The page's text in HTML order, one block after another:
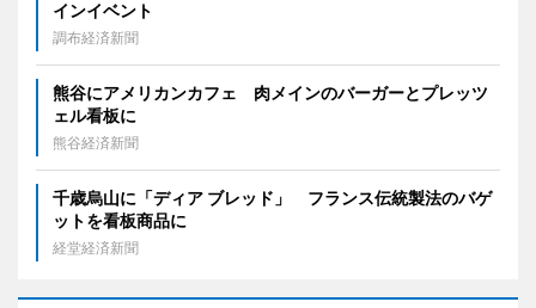
インイベント
調布経済新聞
熊谷にアメリカンカフェ 肉メインのバーガーとプレッツ
ェル看板に
熊谷経済新聞
千歳烏山に「ディア ブレッド」 フランス伝統製法のバゲ
ットを看板商品に
経堂経済新聞